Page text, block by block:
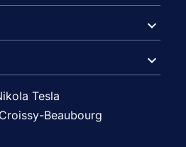
expand_more
expand_more
Tesla
Beaubourg